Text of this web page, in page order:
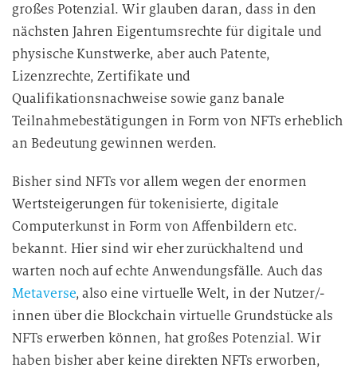
großes Potenzial. Wir glauben daran, dass in den
nächsten Jahren Eigentumsrechte für digitale und
physische Kunstwerke, aber auch Patente,
Lizenzrechte, Zertifikate und
Qualifikationsnachweise sowie ganz banale
Teilnahmebestätigungen in Form von NFTs erheblich
an Bedeutung gewinnen werden.
Bisher sind NFTs vor allem wegen der enormen
Wertsteigerungen für tokenisierte, digitale
Computerkunst in Form von Affenbildern etc.
bekannt. Hier sind wir eher zurückhaltend und
warten noch auf echte Anwendungsfälle. Auch das
Metaverse, also eine virtuelle Welt, in der Nutzer/-
innen über die Blockchain virtuelle Grundstücke als
NFTs erwerben können, hat großes Potenzial. Wir
haben bisher aber keine direkten NFTs erworben,